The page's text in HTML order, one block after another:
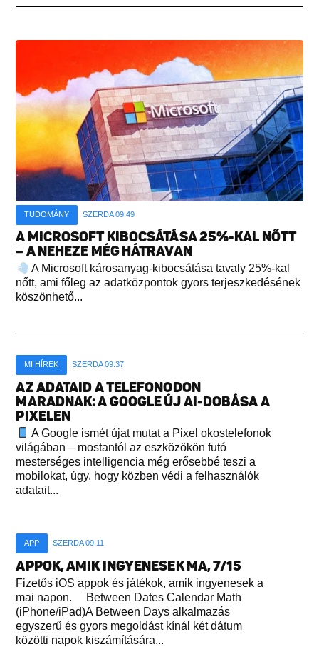
TUDOMÁNY SZERDA 09:49
A MICROSOFT KIBOCSÁTÁSA 25%-KAL NŐTT
– A NEHEZE MÉG HÁTRAVAN
A Microsoft károsanyag-kibocsátása tavaly 25%-kal
nőtt, ami főleg az adatközpontok gyors terjeszkedésének
köszönhető...
MI HÍREK SZERDA 09:37
AZ ADATAID A TELEFONODON
MARADNAK: A GOOGLE ÚJ AI-DOBÁSA A
PIXELEN
A Google ismét újat mutat a Pixel okostelefonok
világában – mostantól az eszközökön futó
mesterséges intelligencia még erősebbé teszi a
mobilokat, úgy, hogy közben védi a felhasználók
adatait...
APP SZERDA 09:11
APPOK, AMIK INGYENESEK MA, 7/15
Fizetős iOS appok és játékok, amik ingyenesek a
mai napon. Between Dates Calendar Math
(iPhone/iPad)A Between Days alkalmazás
egyszerű és gyors megoldást kínál két dátum
közötti napok kiszámítására...